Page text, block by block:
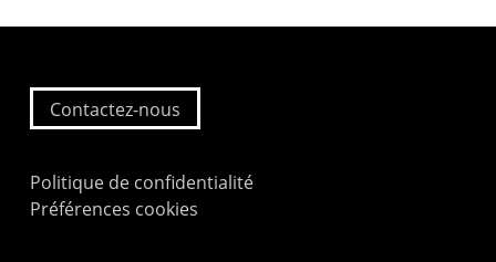
Contactez-nous
Politique de confidentialité
Préférences cookies